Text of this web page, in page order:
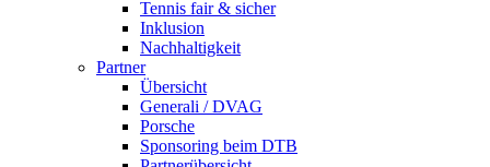
Tennis fair & sicher
Inklusion
Nachhaltigkeit
Partner
Übersicht
Generali / DVAG
Porsche
Sponsoring beim DTB